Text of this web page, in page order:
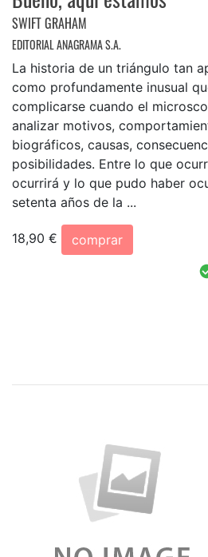
SWIFT GRAHAM
EDITORIAL ANAGRAMA S.A.
La historia de un triángulo tan
como profundamente inusual
complicarse cuando el
analizar motivos,
biográficos, causas,
posibilidades. Entre lo que
ocurrirá y lo que pudo haber
setenta años de la ...
18,90 €
comprar